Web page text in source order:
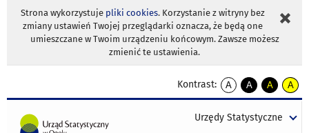
Strona wykorzystuje pliki cookies. Korzystanie z witryny bez
zmiany ustawień Twojej przeglądarki oznacza, że będą one
umieszczane w Twoim urządzeniu końcowym. Zawsze możesz
zmienić te ustawienia.
Kontrast:
A
kontrast
A
kontrast
tekst
A
kontrast
tekst
A
tekst
Urzędy Statystyczne